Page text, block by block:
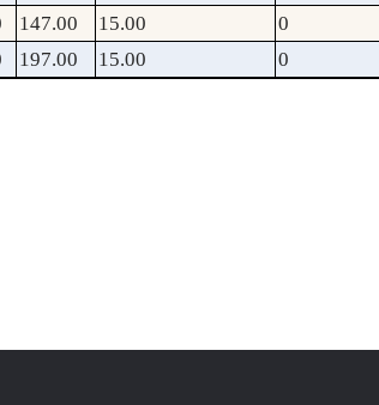
147.00 15.00 0
197.00 15.00 0